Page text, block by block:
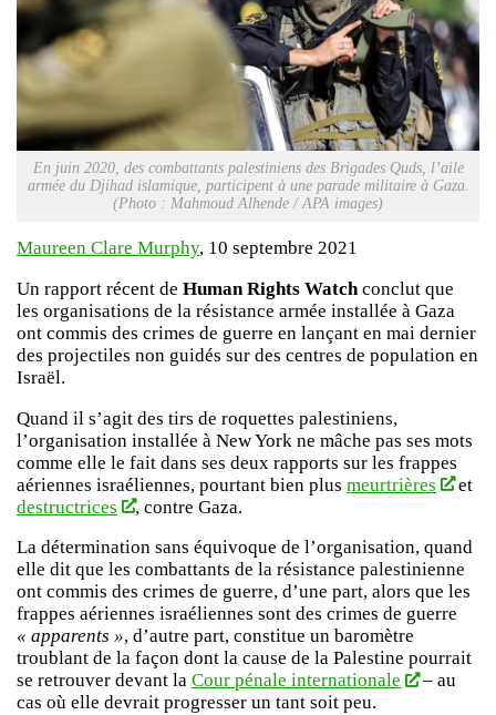
En juin 2020, des combattants palestiniens des Brigades Quds, l’aile
armée du Djihad islamique, participent à une parade militaire à Gaza.
(Photo : Mahmoud Alhende / APA images)
Maureen Clare Murphy, 10 septembre 2021
Un rapport récent de Human Rights Watch conclut que
les organisations de la résistance armée installée à Gaza
ont commis des crimes de guerre en lançant en mai dernier
des projectiles non guidés sur des centres de population en
Israël.
Quand il s’agit des tirs de roquettes palestiniens,
l’organisation installée à New York ne mâche pas ses mots
comme elle le fait dans ses deux rapports sur les frappes
aériennes israéliennes, pourtant bien plus meurtrières
et
destructrices
, contre Gaza.
La détermination sans équivoque de l’organisation, quand
elle dit que les combattants de la résistance palestinienne
ont commis des crimes de guerre, d’une part, alors que les
frappes aériennes israéliennes sont des crimes de guerre
« apparents », d’autre part, constitue un baromètre
troublant de la façon dont la cause de la Palestine pourrait
se retrouver devant la Cour pénale internationale
– au
cas où elle devrait progresser un tant soit peu.